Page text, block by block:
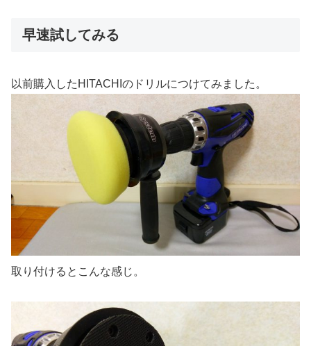
早速試してみる
以前購入したHITACHIのドリルにつけてみました。
取り付けるとこんな感じ。